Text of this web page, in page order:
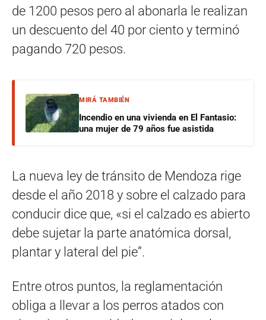
de 1200 pesos pero al abonarla le realizan
un descuento del 40 por ciento y terminó
pagando 720 pesos.
MIRÁ TAMBIÉN
Incendio en una vivienda en El Fantasio:
una mujer de 79 años fue asistida
La nueva ley de tránsito de Mendoza rige
desde el año 2018 y sobre el calzado para
conducir dice que, «si el calzado es abierto
debe sujetar la parte anatómica dorsal,
plantar y lateral del pie”.
Entre otros puntos, la reglamentación
obliga a llevar a los perros atados con